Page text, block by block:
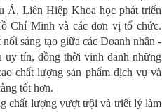
Á, Liên Hiệp Khoa học phát triển
Chí Minh và các đơn vị tổ chức.
sáng tạo giữa các Doanh nhân -
uy tín, đồng thời vinh danh những
chất lượng sản phẩm dịch vụ và
tốt hơn.
chất lượng vượt trội và triết lý làm